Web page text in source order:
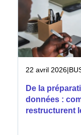
22 avril 2026|
De la
données :
restructurent